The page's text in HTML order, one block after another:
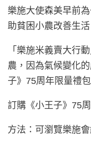
樂施大使森美早前
助貧困小農改善生
「樂施米義賣大行
農，因為氣候變化
子》75周年限量禮
訂購《小王子》75
方法：可瀏覽樂施會